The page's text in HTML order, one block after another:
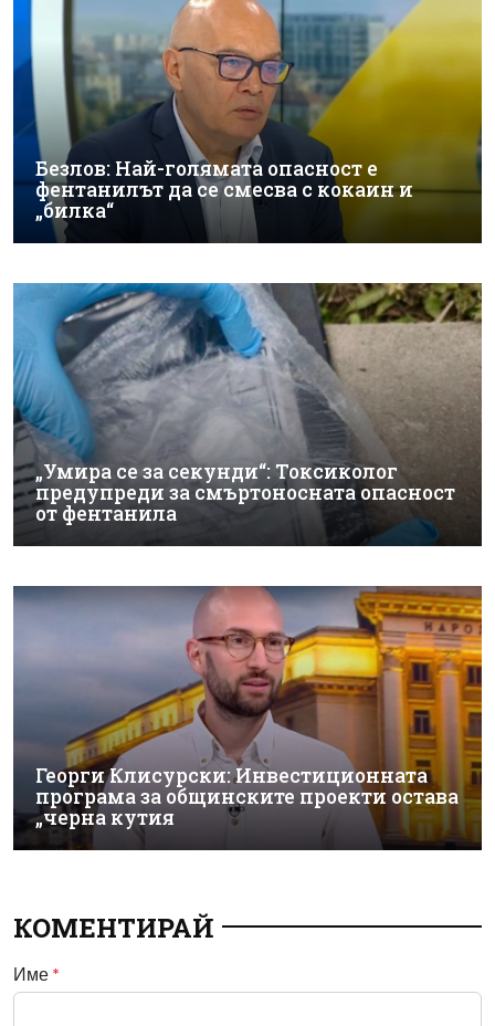
Безлов: Най-голямата опасност е
фентанилът да се смесва с кокаин и
„билка“
„Умира се за секунди“: Токсиколог
предупреди за смъртоносната опасност
от фентанила
Георги Клисурски: Инвестиционната
програма за общинските проекти остава
„черна кутия
КОМЕНТИРАЙ
Име *